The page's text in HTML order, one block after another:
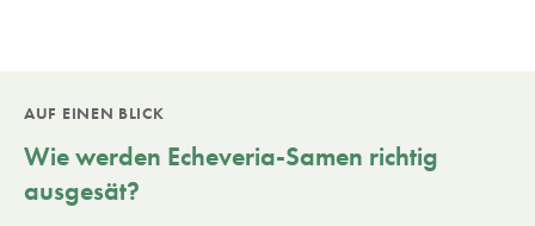
AUF EINEN BLICK
Wie werden Echeveria-Samen richtig
ausgesät?